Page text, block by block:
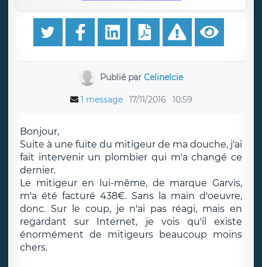
Publié par Celinelcie
1 message 17/11/2016 10:59
Bonjour,
Suite à une fuite du mitigeur de ma douche, j'ai
fait intervenir un plombier qui m'a changé ce
dernier.
Le mitigeur en lui-même, de marque Garvis,
m'a été facturé 438€. Sans la main d'oeuvre,
donc. Sur le coup, je n'ai pas réagi, mais en
regardant sur Internet, je vois qu'il existe
énormément de mitigeurs beaucoup moins
chers.